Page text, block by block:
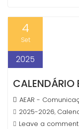
4
Set
2025
AEAR -
2025-2026,
Leave a comment